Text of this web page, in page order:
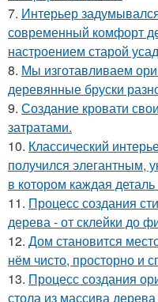
7. Интерьер
современный комфорт
настроением старой
8. Мы изготавливаем
деревянные бруски
9. Создание кровати
затратами.
10. Классический
получился элегантным,
в котором каждая
11. Процесс создания
дерева - от склейки до
12. Дом становится
нём чисто, просторно и
13. Процесс создания
стола из массива дерева